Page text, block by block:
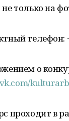
только на
телефон:
о
проходит в